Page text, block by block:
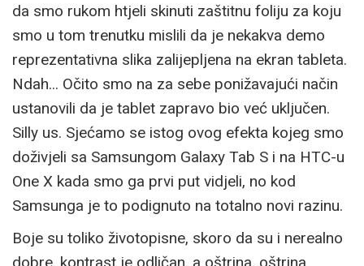
da smo rukom htjeli skinuti zaštitnu foliju za koju
smo u tom trenutku mislili da je nekakva demo
reprezentativna slika zalijepljena na ekran tableta.
Ndah... Očito smo na za sebe ponižavajući način
ustanovili da je tablet zapravo bio već uključen.
Silly us. Sjećamo se istog ovog efekta kojeg smo
doživjeli sa Samsungom Galaxy Tab S i na HTC-u
One X kada smo ga prvi put vidjeli, no kod
Samsunga je to podignuto na totalno novi razinu.
Boje su toliko životopisne, skoro da su i nerealno
dobre, kontrast je odličan, a oštrina, oštrina